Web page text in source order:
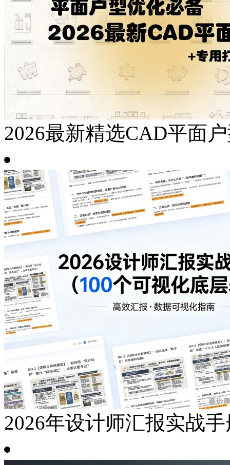
2026最新精选CAD平面
2026年设计师汇报实战